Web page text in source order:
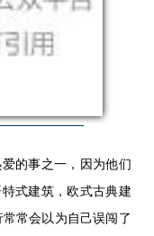
的事之一，因为他们
式建筑，欧式古典建
常会以为自己误闯了